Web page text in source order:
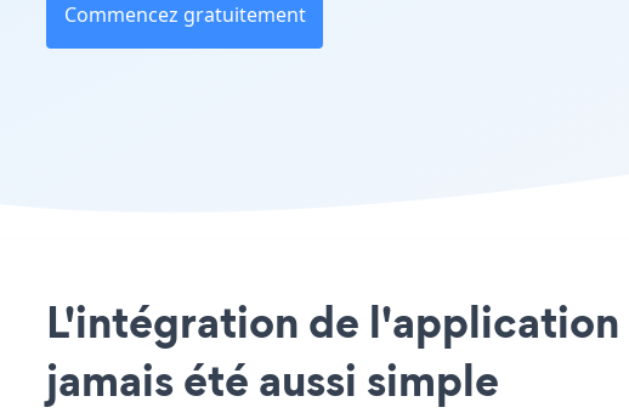
Commencez gratuitement
L'intégration de
jamais été aussi simple